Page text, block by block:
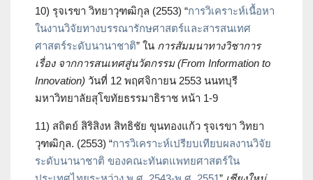
10) รุจเรขา วิทยาวุฑฒิกุล (2553) “การวิเคราะห์เนื้อหา
ในงานวิจัยทางบรรณารักษศาสตร์และสารสนเทศ
ศาสตร์ระดับนานาชาติ” ใน การสัมมนาทางวิชาการ
เรื่อง จากการสนเทศสู่นวัตกรรม (From Information to
Innovation) วันที่ 12 พฤศจิกายน 2553 นนทบุรี
มหาวิทยาลัยสุโขทัยธรรมาธิราช หน้า 1-9
11) สถิตย์ สิริสิงห สิทธิชัย ขุนทองแก้ว รุจเรขา วิทยา
วุฑฒิกุล. (2553) “การวิเคราะห์เปรียบเทียบผลงานวิจัย
ระดับนานาชาติ ของคณะทันตแพทยศาสตร์ใน